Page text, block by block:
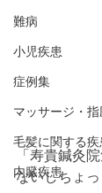
難病
小児疾患
症例集
マッサージ・
毛髪に関する疾
内臓疾患
「寿貴鍼灸
ないしちょっ